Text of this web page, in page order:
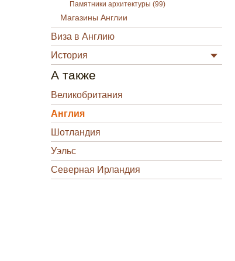
Памятники архитектуры (99)
Магазины Англии
Виза в Англию
История
А также
Великобритания
Англия
Шотландия
Уэльс
Северная Ирландия